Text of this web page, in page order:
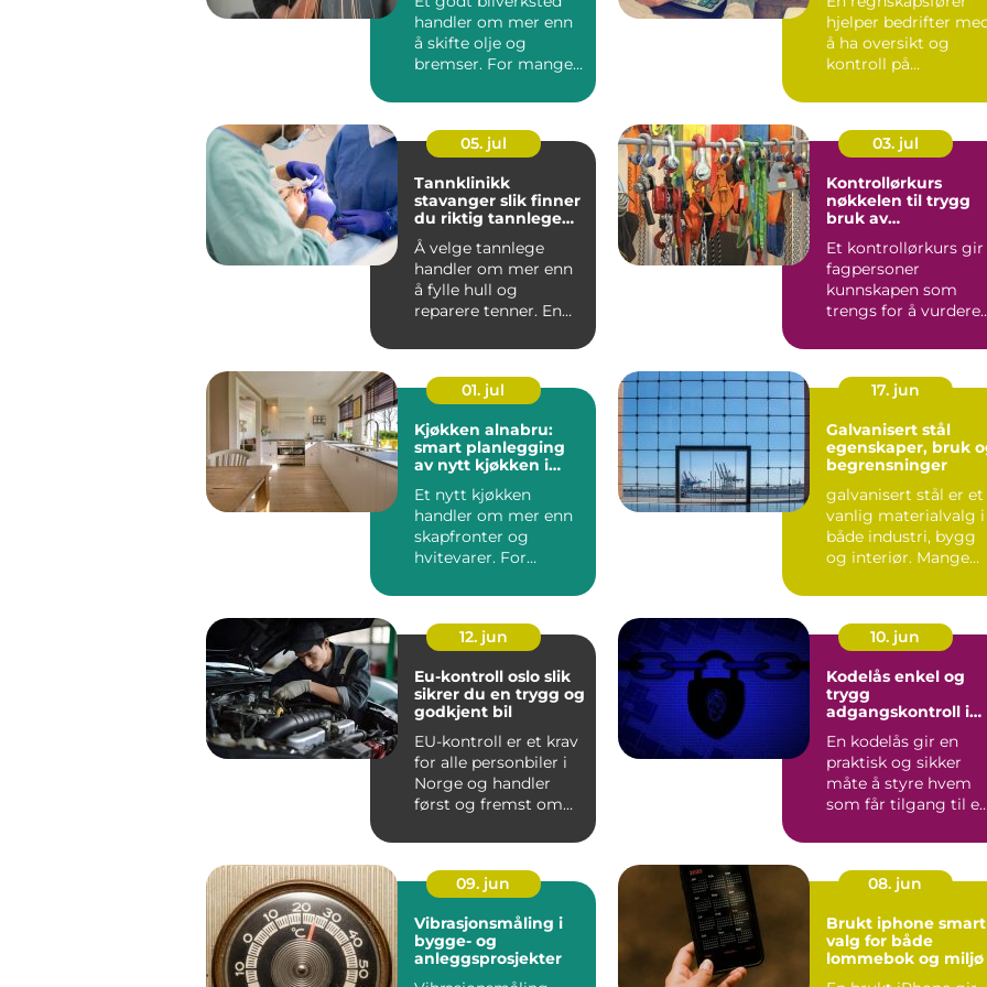
handler om mer enn
å skifte olje og
bremser. For mange
Oslo ...
hjelper bedrifter
å ha oversikt og
kontroll på
tenker på bila...
05. jul
Tannklinikk
stavanger slik finner
du riktig tannlege
for deg
Å velge tannlege
handler om mer enn
å fylle hull og
reparere tenner. En
trygghet...
03. jul
Kontrollørkurs
nøkkelen til trygg
bruk av
Et kontrollørkurs gir
fagpersoner
kunnskapen som
trengs for å vurdere
sikkert å ...
01. jul
Kjøkken alnabru:
smart planlegging
av nytt kjøkken i
Et nytt kjøkken
handler om mer enn
skapfronter og
hvitevarer. For
rommet der hver...
17. jun
Galvanisert stål
egenskaper, bruk
begrensninger
galvanisert stål er et
vanlig materialvalg i
både industri, bygg
og interiør. Mange
12. jun
Eu-kontroll oslo slik
sikrer du en trygg og
godkjent bil
EU-kontroll er et krav
for alle personbiler i
Norge og handler
først og fremst om
10. jun
Kodelås enkel og
trygg
adgangskontroll i
En kodelås gir en
praktisk og sikker
måte å styre hvem
som får tilgang til
09. jun
Vibrasjonsmåling i
bygge- og
anleggsprosjekter
08. jun
Brukt iphone smart
valg for både
lommebok og miljø